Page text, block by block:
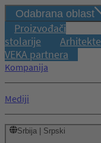
Odabrana oblast
Proizvođači
stolarije
Arhitekte
VEKA partnera
Kompanija
Mediji
Srbija | Srpski